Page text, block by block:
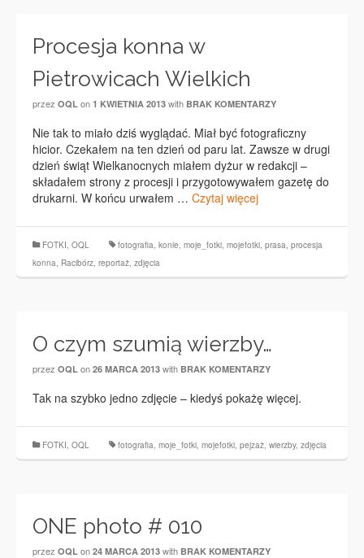
Procesja konna w
Pietrowicach Wielkich
przez OQL on 1 KWIETNIA 2013 with BRAK KOMENTARZY
Nie tak to miało dziś wyglądać. Miał być fotograficzny
hicior. Czekałem na ten dzień od paru lat. Zawsze w drugi
dzień świąt Wielkanocnych miałem dyżur w redakcji –
składałem strony z procesji i przygotowywałem gazetę do
drukarni. W końcu urwałem … Czytaj więcej
FOTKI, OQL fotografia, konie, moje_fotki, mojefotki, prasa, procesja
konna, Racibórz, reportaż, zdjęcia
O czym szumią wierzby…
przez OQL on 26 MARCA 2013 with BRAK KOMENTARZY
Tak na szybko jedno zdjęcie – kiedyś pokażę więcej.
FOTKI, OQL fotografia, moje_fotki, mojefotki, pejzaż, wierzby, zdjęcia
ONE photo # 010
przez OQL on 24 MARCA 2013 with BRAK KOMENTARZY